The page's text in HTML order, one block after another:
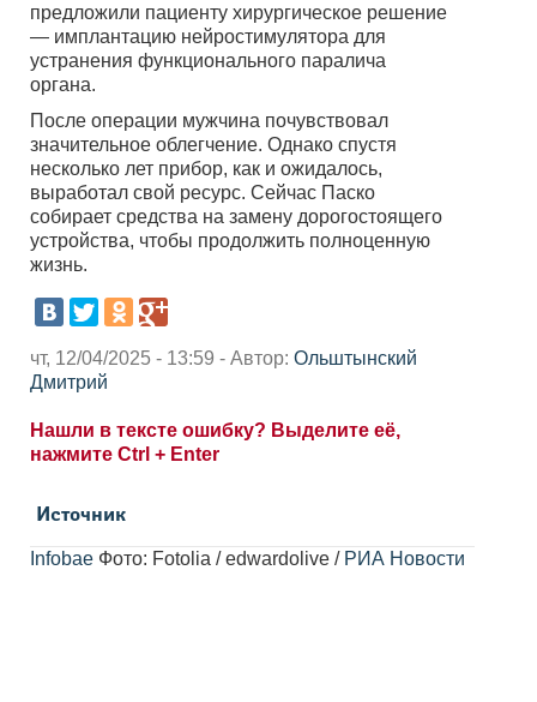
предложили пациенту хирургическое решение
— имплантацию нейростимулятора для
устранения функционального паралича
органа.
После операции мужчина почувствовал
значительное облегчение. Однако спустя
несколько лет прибор, как и ожидалось,
выработал свой ресурс. Сейчас Паско
собирает средства на замену дорогостоящего
устройства, чтобы продолжить полноценную
жизнь.
чт, 12/04/2025 - 13:59 - Автор: Ольштынский
Дмитрий
Нашли в тексте ошибку? Выделите её,
нажмите Ctrl + Enter
Источник
Infobae Фото: Fotolia / edwardolive / РИА Новости